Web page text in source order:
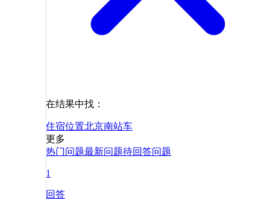
在结果中找：
住宿位置北京南站车
更多
热门问题最新问题待回答问题
1
回答